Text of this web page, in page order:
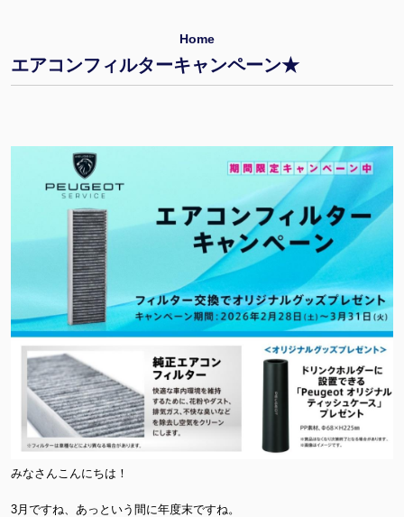
Home
エアコンフィルターキャンペーン★
みなさんこんにちは！
3月ですね、あっという間に年度末ですね。